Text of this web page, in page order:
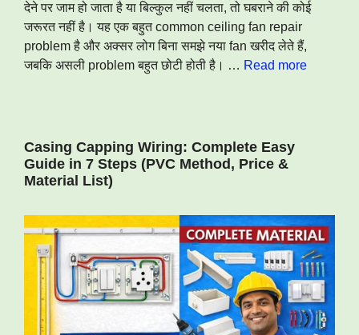
देने पर जाम हो जाता है या बिल्कुल नहीं चलता, तो घबराने की कोई
जरूरत नहीं है। यह एक बहुत common ceiling fan repair
problem है और अक्सर लोग बिना समझे नया fan खरीद लेते हैं,
जबकि असली problem बहुत छोटी होती है। … Read more
Casing Capping Wiring: Complete Easy
Guide in 7 Steps (PVC Method, Price &
Material List)